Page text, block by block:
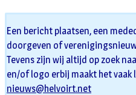
Een bericht plaatsen, een
doorgeven of
Tevens zijn wij altijd op zoek
en/of logo erbij maakt het vaak
nieuws@helvoirt.net